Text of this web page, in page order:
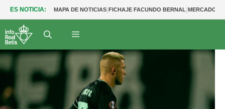
ES NOTICIA: MAPA DE NOTICIAS|FICHAJE FACUNDO BERNAL|MERCADO